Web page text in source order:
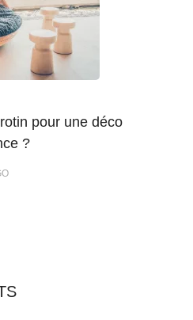
pour une déco
?